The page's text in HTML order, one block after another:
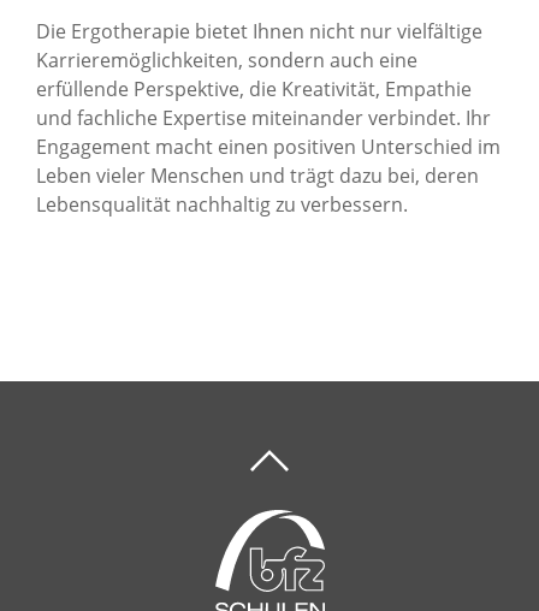
Die Ergotherapie bietet Ihnen nicht nur vielfältige
Karrieremöglichkeiten, sondern auch eine
erfüllende Perspektive, die Kreativität, Empathie
und fachliche Expertise miteinander verbindet. Ihr
Engagement macht einen positiven Unterschied im
Leben vieler Menschen und trägt dazu bei, deren
Lebensqualität nachhaltig zu verbessern.